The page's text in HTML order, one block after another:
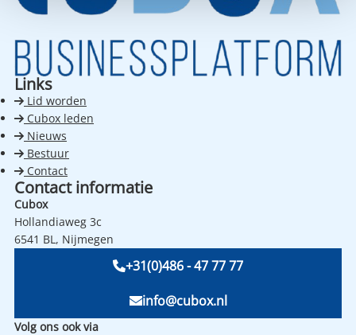
Links
Lid worden
Cubox leden
Nieuws
Bestuur
Contact
Contact informatie
Cubox
Hollandiaweg 3c
6541 BL, Nijmegen
+31(0)486 - 47 77 77
info@cubox.nl
Volg ons ook via